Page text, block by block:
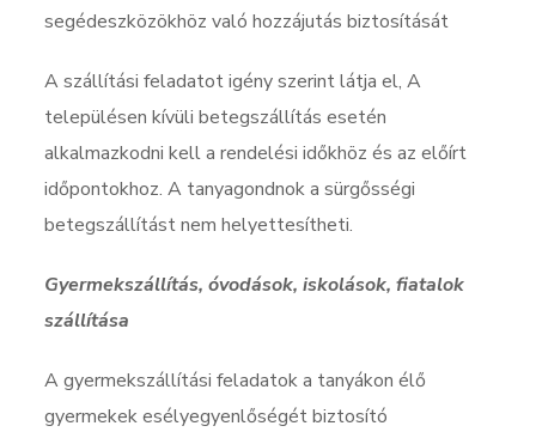
segédeszközökhöz való hozzájutás biztosítását
A szállítási feladatot igény szerint látja el, A
településen kívüli betegszállítás esetén
alkalmazkodni kell a rendelési időkhöz és az előírt
időpontokhoz. A tanyagondnok a sürgősségi
betegszállítást nem helyettesítheti.
Gyermekszállítás, óvodások, iskolások, fiatalok
szállítása
A gyermekszállítási feladatok a tanyákon élő
gyermekek esélyegyenlőségét biztosító